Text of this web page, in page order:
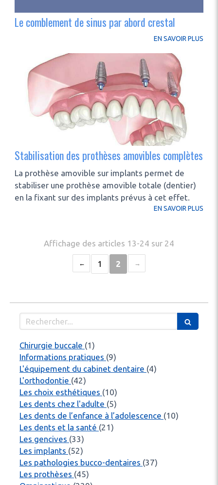
Le comblement de sinus par abord crestal
EN SAVOIR PLUS
Stabilisation des prothèses amovibles complètes
La prothèse amovible sur implants permet de
stabiliser une prothèse amovible totale (dentier)
en la fixant sur des implants prévus à cet effet.
EN SAVOIR PLUS
Affichage des articles 13-24 sur 24
1 2
Rechercher
Chirurgie buccale (1)
Informations pratiques (9)
L'équipement du cabinet dentaire (4)
L'orthodontie (42)
Les choix esthétiques (10)
Les dents chez l'adulte (5)
Les dents de l’enfance à l’adolescence (10)
Les dents et la santé (21)
Les gencives (33)
Les implants (52)
Les pathologies bucco-dentaires (37)
Les prothèses (45)